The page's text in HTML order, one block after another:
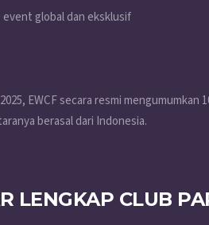
event global dan eksklusif
EWCF secara resmi mengumumkan
berasal dari Indonesia.
LENGKAP CLUB